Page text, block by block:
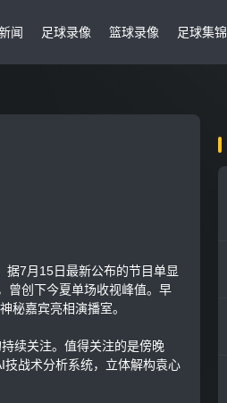
闻 足球录像 篮球录像 足球集锦
据7月15日最新公布的节目单显
曾创下今夏单场收视峰值。早
秘嘉宾亮相演播室。
续关注。值得关注的是傍晚
战术分析系统，立体解构袁心